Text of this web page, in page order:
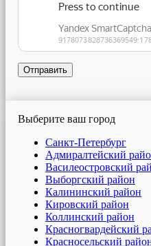
Отправить
Выберите ваш город
Санкт-Петербург
Адмиралтейский
Василеостровский
Выборгский район
Калининский район
Кировский район
Коллинский район
Красногвардейский
Красносельский